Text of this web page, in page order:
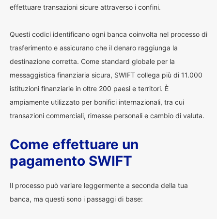
effettuare transazioni sicure attraverso i confini.
Questi codici identificano ogni banca coinvolta nel processo di
trasferimento e assicurano che il denaro raggiunga la
destinazione corretta. Come standard globale per la
messaggistica finanziaria sicura, SWIFT collega più di 11.000
istituzioni finanziarie in oltre 200 paesi e territori. È
ampiamente utilizzato per bonifici internazionali, tra cui
transazioni commerciali, rimesse personali e cambio di valuta.
Come effettuare un
pagamento SWIFT
Il processo può variare leggermente a seconda della tua
banca, ma questi sono i passaggi di base: